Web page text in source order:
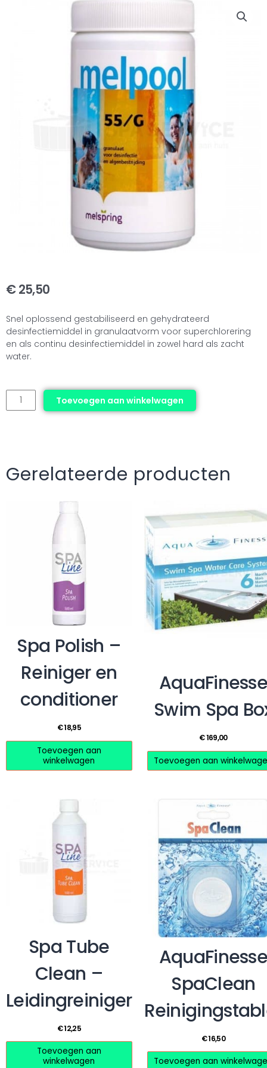
€25,50
Snel oplossend gestabiliseerd en gehydrateerd
desinfectiemiddel in granulaatvorm voor superchlorering
en als continu desinfectiemiddel in zowel hard als zacht
water.
Melpool
55-
kg)
aantal
Toevoegen aan winkelwagen
Gerelateerde producten
Spa Polish –
Reiniger en
conditioner
€18,95
Toevoegen aan
winkelwagen
Swim Spa
€169,00
Toevoegen aan
Spa Tube
Clean –
Leidingreiniger
€12,25
Toevoegen aan
winkelwagen
SpaClean
€16,50
Toevoegen aan